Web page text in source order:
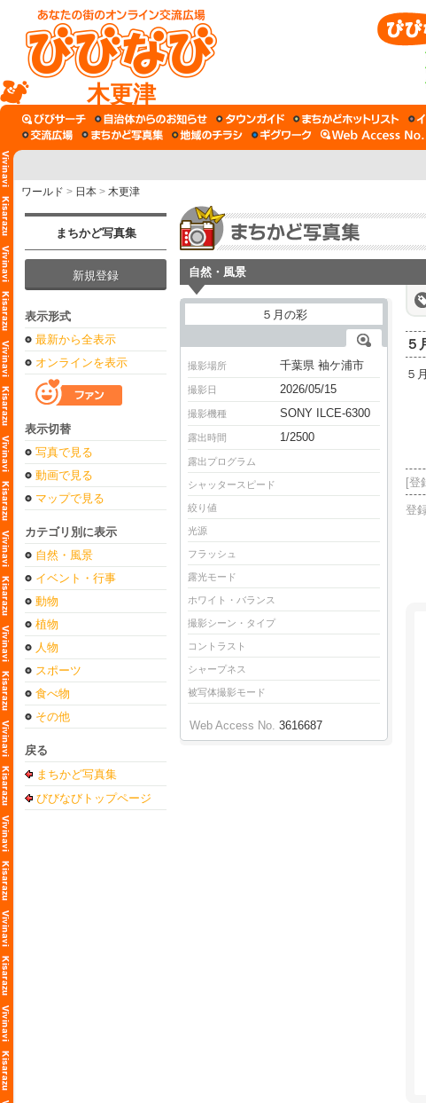
木更津
ワールド > 日本 > 木更津
まちかど写真集
新規登録
表示形式
最新から全表示
オンラインを表示
表示切替
写真で見る
動画で見る
マップで見る
カテゴリ別に表示
自然・風景
イベント・行事
動物
植物
人物
スポーツ
食べ物
その他
戻る
まちかど写真集
びびなびトップページ
自然・風景
撮影場所 千葉県 袖ケ浦市
撮影日 2026/05/15
撮影機種 SONY ILCE-6300
露出時間 1/2500
露出プログラム
シャッタースピード
絞り値
光源
フラッシュ
露光モード
ホワイト・バランス
撮影シーン・タイプ
コントラスト
シャープネス
被写体撮影モード
Web Access No. 3616687
５
５
[登
登